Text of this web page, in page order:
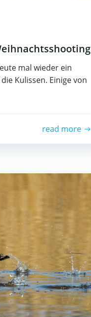
mal wieder ein
Kulissen. Einige von
read more